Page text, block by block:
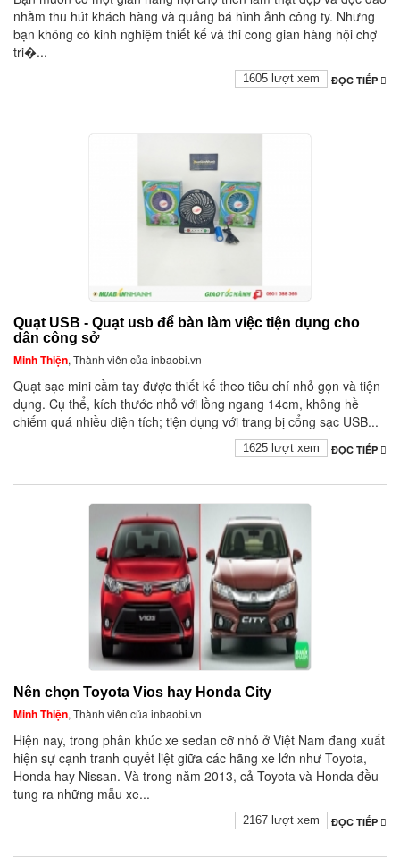
nhằm thu hút khách hàng và quảng bá hình ảnh công ty. Nhưng
bạn không có kinh nghiệm thiết kế và thi cong gian hàng hội chợ
tri�...
ĐỌC TIẾP
1605 lượt xem
Quạt USB - Quạt usb để bàn làm việc tiện dụng cho
dân công sở
Minh Thiện, Thành viên của inbaobi.vn
Quạt sạc mini cầm tay được thiết kế theo tiêu chí nhỏ gọn và tiện
dụng. Cụ thể, kích thước nhỏ với lồng ngang 14cm, không hề
chiếm quá nhiều diện tích; tiện dụng với trang bị cổng sạc USB...
ĐỌC TIẾP
1625 lượt xem
Nên chọn Toyota Vios hay Honda City
Minh Thiện, Thành viên của inbaobi.vn
Hiện nay, trong phân khúc xe sedan cỡ nhỏ ở Việt Nam đang xuất
hiện sự cạnh tranh quyết liệt giữa các hãng xe lớn như Toyota,
Honda hay Nissan. Và trong năm 2013, cả Toyota và Honda đều
tung ra những mẫu xe...
ĐỌC TIẾP
2167 lượt xem